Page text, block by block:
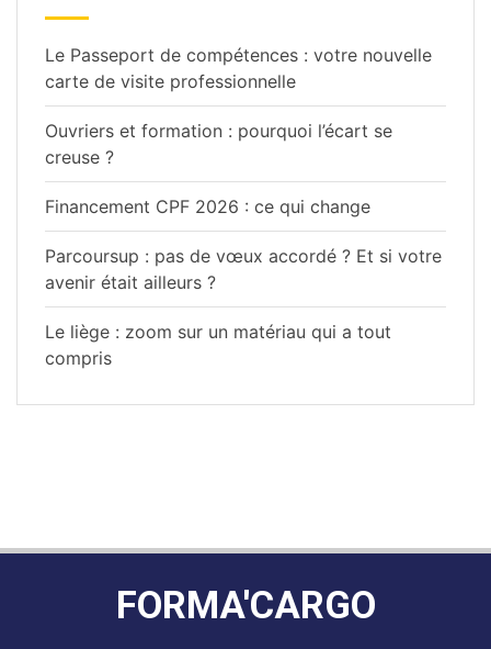
Le Passeport de compétences : votre nouvelle
carte de visite professionnelle
Ouvriers et formation : pourquoi l’écart se
creuse ?
Financement CPF 2026 : ce qui change
Parcoursup : pas de vœux accordé ? Et si votre
avenir était ailleurs ?
Le liège : zoom sur un matériau qui a tout
compris
FORMA'CARGO